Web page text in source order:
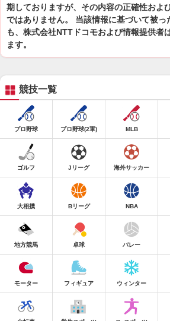
期しておりますが、その内容の正確性およ
ではありません。 当該情報に基づいて被っ
も、株式会社NTTドコモおよび情報提供者
ます。
競技一覧
プロ野球 プロ野球(2軍) MLB
ゴルフ Jリーグ 海外サッカー
大相撲 Bリーグ NBA
地方競馬 卓球 バレー
モーター フィギュア ウィンター